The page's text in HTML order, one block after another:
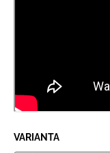
VARIANTA